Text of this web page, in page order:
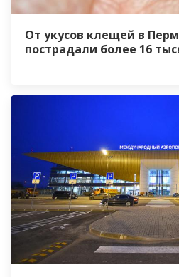
От укусов клещей в
пострадали более 16